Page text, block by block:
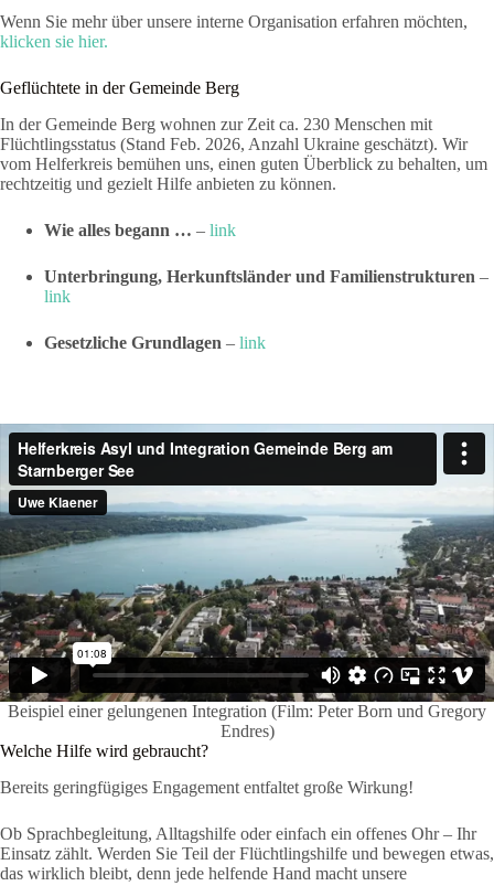
Wenn Sie mehr über unsere interne Organisation erfahren möchten,
klicken sie hier.
Geflüchtete in der Gemeinde Berg
In der Gemeinde Berg wohnen zur Zeit ca. 230 Menschen mit
Flüchtlingsstatus (Stand Feb. 2026, Anzahl Ukraine geschätzt). Wir
vom Helferkreis bemühen uns, einen guten Überblick zu behalten, um
rechtzeitig und gezielt Hilfe anbieten zu können.
Wie alles begann … – link
Unterbringung, Herkunftsländer und Familienstrukturen –
link
Gesetzliche Grundlagen – link
Beispiel einer gelungenen Integration (Film: Peter Born und Gregory
Endres)
Welche Hilfe wird gebraucht?
Bereits geringfügiges Engagement entfaltet große Wirkung!
Ob Sprachbegleitung, Alltagshilfe oder einfach ein offenes Ohr – Ihr
Einsatz zählt. Werden Sie Teil der Flüchtlingshilfe und bewegen etwas,
das wirklich bleibt, denn jede helfende Hand macht unsere